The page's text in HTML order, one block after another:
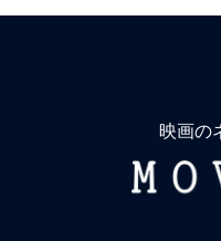
映画の
MOVIE